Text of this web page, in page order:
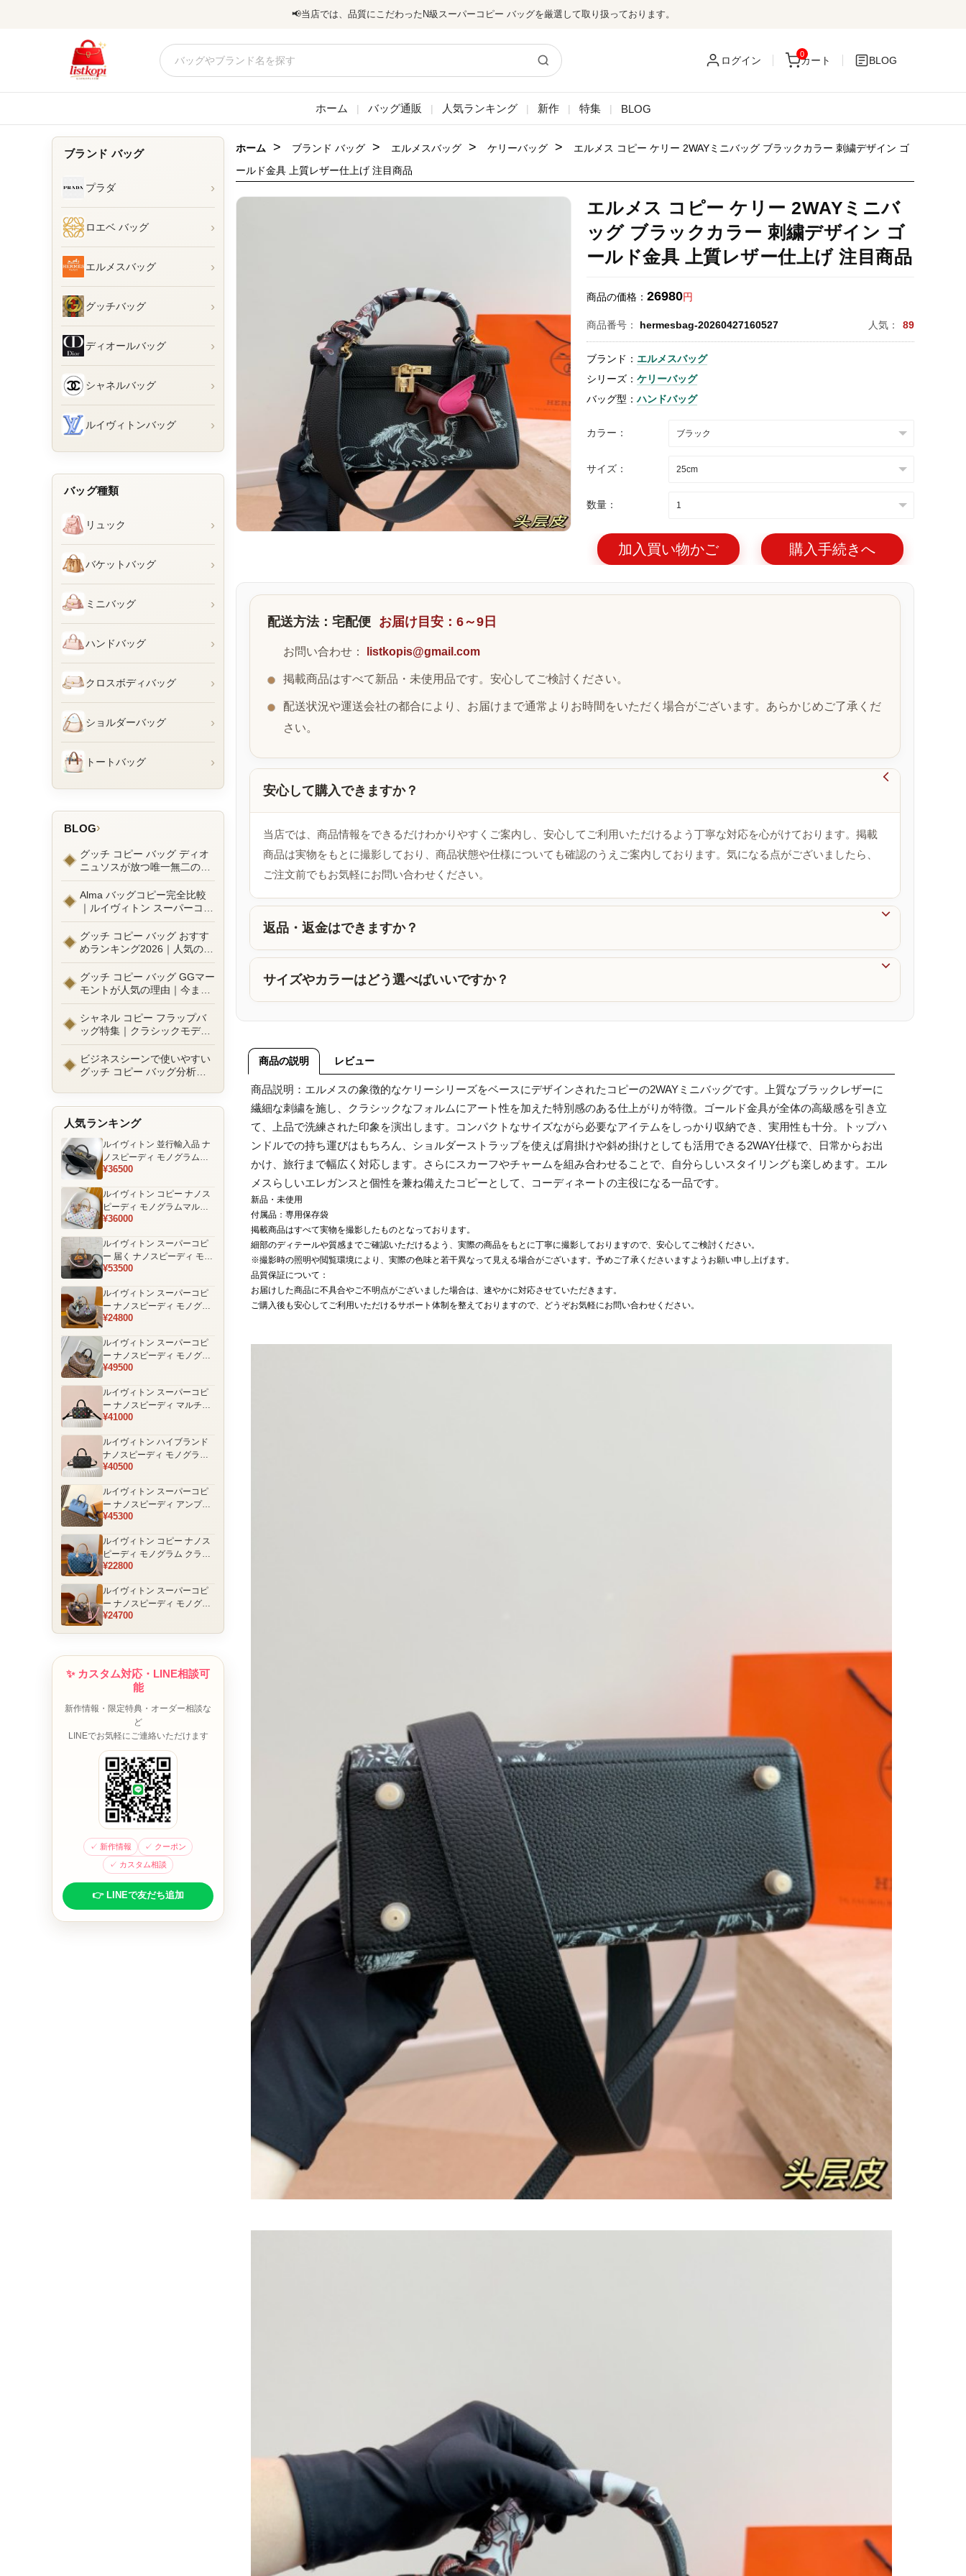
📢当店では、品質にこだわったN級スーパーコピー バッグを厳選して取り扱っております。
ログイン
0
カート BLOG
ホーム | バッグ通販 | 人気ランキング | 新作 | 特集 | BLOG
ブランド バッグ
プラダ ›
ロエベ バッグ ›
エルメスバッグ ›
グッチバッグ ›
ディオールバッグ ›
シャネルバッグ ›
ルイヴィトンバッグ ›
バッグ種類
リュック ›
バケットバッグ ›
ミニバッグ ›
ハンドバッグ ›
クロスボディバッグ ›
ショルダーバッグ ›
トートバッグ ›
BLOG›
グッチ コピー バッグ ディオ
ニュソスが放つ唯一無二の魅
力とは？新作ラインナップ徹
底ガイドとリアルコーデ例
Alma バッグコピー完全比較
｜ルイヴィトン スーパーコピ
ーで叶えるエレガントな日常
グッチ コピー バッグ おすす
めランキング2026｜人気の
GGマーモントから定番モデ
ルまで徹底比較！コピーバッ
グ通販の選び方
グッチ コピー バッグ GGマー
モントが人気の理由｜今また
選ばれる定番ラグジュアリー
バッグとは
シャネル コピー フラップバ
ッグ特集｜クラシックモデル
の魅力と永遠に愛される理由
ビジネスシーンで使いやすい
グッチ コピー バッグ分析｜
人気ランキング
ルイヴィトン 並行輸入品 ナ
ノスピーディ モノグラムエ
クリプス ブラック チェーン
¥36500
ルイヴィトン コピー ナノス
ピーディ モノグラムマルチ
カラー ホワイト ゴールド金
バッグ
¥36000
ルイヴィトン スーパーコピ
ー 届く ナノスピーディ モノ
グラム ポーチ付き ミニボス
品
¥53500
ルイヴィトン スーパーコピ
ー ナノスピーディ モノグラ
ム 編み込みストラップ ミニ
気モデル
¥24800
ルイヴィトン スーパーコピ
ー ナノスピーディ モノグラ
ム ブラックハンドル 2WAY
¥49500
ルイヴィトン スーパーコピ
ー ナノスピーディ マルチカ
ラーモノグラム ミニボスト
ス
¥41000
ルイヴィトン ハイブランド
ナノスピーディ モノグラム
シャドウ 2WAYミニバッグ
¥40500
ルイヴィトン スーパーコピ
ー ナノスピーディ アンプラ
ントレザー ミニボストンバ
すめ
¥45300
ルイヴィトン コピー ナノス
ピーディ モノグラム クラシ
ックデザイン ミニボストン
¥22800
ルイヴィトン スーパーコピ
ー ナノスピーディ モノグラ
ム チャーム装飾 ミニボスト
¥24700
✨ カスタム対応・LINE相談可
能
新作情報・限定特典・オーダー相談な
ど
LINEでお気軽にご連絡いただけます
✓ 新作情報 ✓ クーポン
✓ カスタム相談
👉 LINEで友だち追加
ホーム > ブランド バッグ > エルメスバッグ > ケリーバッグ >
エルメス コピー ケリー 2WAYミニバッグ ブラックカラー 刺繍デザイン ゴ
ールド金具 上質レザー仕上げ 注目商品
エルメス コピー ケリー 2WAYミニバ
ッグ ブラックカラー 刺繍デザイン ゴ
ールド金具 上質レザー仕上げ 注目商品
商品の価格： 26980円
商品番号： hermesbag-20260427160527 人気： 89
ブランド： エルメスバッグ
シリーズ： ケリーバッグ
バッグ型：ハンドバッグ
カラー：
サイズ：
数量：
加入買い物かご 購入手続きへ
配送方法：宅配便 お届け目安：6～9日
お問い合わせ： listkopis@gmail.com
掲載商品はすべて新品・未使用品です。安心してご検討ください。
配送状況や運送会社の都合により、お届けまで通常よりお時間をいただく場合がございます。あらかじめご了承くだ
さい。
安心して購入できますか？

当店では、商品情報をできるだけわかりやすくご案内し、安心してご利用いただけるよう丁寧な対応を心がけております。掲載
商品は実物をもとに撮影しており、商品状態や仕様についても確認のうえご案内しております。気になる点がございましたら、
ご注文前でもお気軽にお問い合わせください。
返品・返金はできますか？

サイズやカラーはどう選べばいいですか？

商品の説明 レビュー
商品説明：エルメスの象徴的なケリーシリーズをベースにデザインされたコピーの2WAYミニバッグです。上質なブラックレザーに
繊細な刺繍を施し、クラシックなフォルムにアート性を加えた特別感のある仕上がりが特徴。ゴールド金具が全体の高級感を引き立
て、上品で洗練された印象を演出します。コンパクトなサイズながら必要なアイテムをしっかり収納でき、実用性も十分。トップハ
ンドルでの持ち運びはもちろん、ショルダーストラップを使えば肩掛けや斜め掛けとしても活用できる2WAY仕様で、日常からお出
かけ、旅行まで幅広く対応します。さらにスカーフやチャームを組み合わせることで、自分らしいスタイリングも楽しめます。エル
メスらしいエレガンスと個性を兼ね備えたコピーとして、コーディネートの主役になる一品です。
新品・未使用
付属品：専用保存袋
掲載商品はすべて実物を撮影したものとなっております。
細部のディテールや質感までご確認いただけるよう、実際の商品をもとに丁寧に撮影しておりますので、安心してご検討ください。
※撮影時の照明や閲覧環境により、実際の色味と若干異なって見える場合がございます。予めご了承くださいますようお願い申し上げます。
品質保証について：
お届けした商品に不具合やご不明点がございました場合は、速やかに対応させていただきます。
ご購入後も安心してご利用いただけるサポート体制を整えておりますので、どうぞお気軽にお問い合わせください。